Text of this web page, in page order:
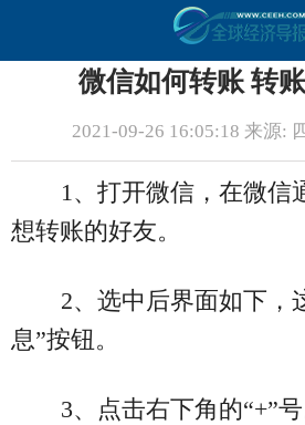
微信如何转账 转
2021-09-26 16:05:18 来源:
1、打开微信，在微信
想转账的好友。
2、选中后界面如下，
息”按钮。
3、点击右下角的“+”号